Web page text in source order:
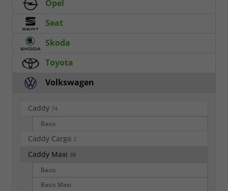
Opel
Seat
Skoda
Toyota
Volkswagen
Caddy 74
Basis
Caddy Cargo 2
Caddy Maxi 39
Basis
Basis Maxi